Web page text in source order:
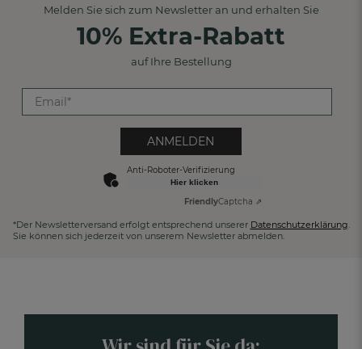
Melden Sie sich zum Newsletter an und erhalten Sie
10% Extra-Rabatt
auf Ihre Bestellung
ANMELDEN
Anti-Roboter-Verifizierung
Hier klicken
FriendlyCaptcha ⇗
*Der Newsletterversand erfolgt entsprechend unserer Datenschutzerklärung.
Sie können sich jederzeit von unserem Newsletter abmelden.